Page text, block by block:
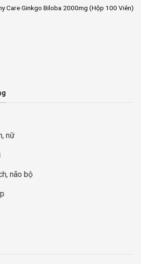
Care Ginkgo Biloba 2000mg (Hộp 100 Viên)
nữ
não bộ